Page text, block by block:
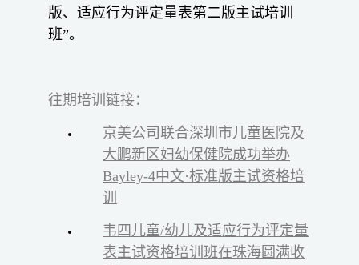
版、适应行为评定量表第二版主试培训
班”。
往期培训链接：
京美公司联合深圳市儿童医院及
大鹏新区妇幼保健院成功举办
Bayley-4中文·标准版主试资格培
训
韦四儿童/幼儿及适应行为评定量
表主试资格培训班在珠海圆满收